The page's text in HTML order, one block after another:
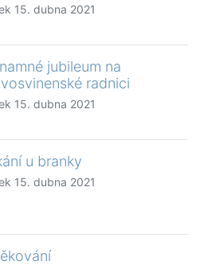
15. dubna 2021
jubileum na
radnici
15. dubna 2021
u branky
15. dubna 2021